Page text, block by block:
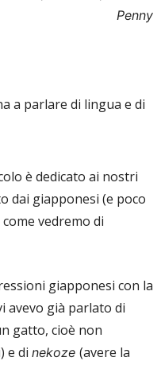
Penny
a parlare di lingua e di
è dedicato ai nostri
dai giapponesi (e poco
vedremo di
giapponesi con la
avevo già parlato di
gatto, cioè non
e di nekoze (avere la